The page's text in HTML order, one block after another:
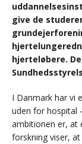
give de
hjerteløbere.
I Danmark har vi
uden for hospital
ambitionen er, at
forskning viser,